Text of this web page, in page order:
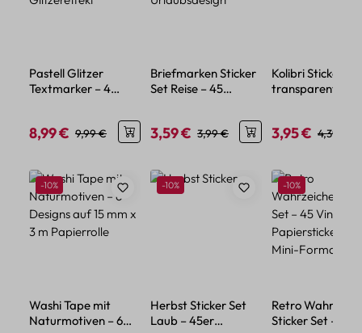
Pastell Glitzer
Textmarker – 4
Verkaufspreis:
8,99 € Regulärer Preis:
9,99 €
Briefmarken Sticker
Set Reise – 45
Verkaufspreis:
3,59 € Regulärer Preis:
3,99 €
Kolibri Sticker
transparent – 50
Verkaufspreis:
3,95 € 4,39 €
Produktgalerie überspringen
Rabatt
-10%
Washi Tape mit
Naturmotiven – 6
Rabatt
-10%
Herbst Sticker Set
Laub – 45er
Rabatt
-10%
Retro
Sticker Set – 45